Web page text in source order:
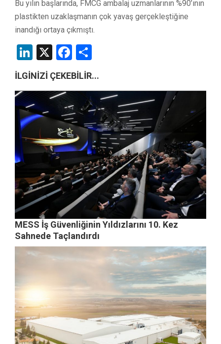
Bu yılın başlarında, FMCG ambalaj uzmanlarının %90’ının
plastikten uzaklaşmanın çok yavaş gerçekleştiğine
inandığı ortaya çıkmıştı.
LinkedIn
X Facebook
İLGİNİZİ ÇEKEBİLİR...
MESS İş Güvenliğinin Yıldızlarını 10. Kez
Sahnede Taçlandırdı